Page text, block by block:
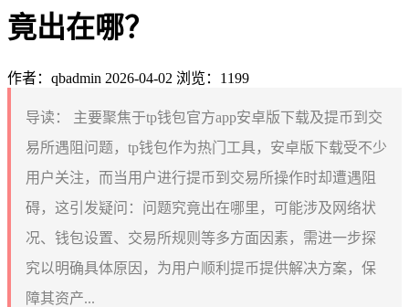
竟出在哪？
作者：qbadmin 2026-04-02 浏览：1199
导读：
主要聚焦于tp钱包官方app安卓版下载及提币到交
易所遇阻问题，tp钱包作为热门工具，安卓版下载受不少
用户关注，而当用户进行提币到交易所操作时却遭遇阻
碍，这引发疑问：问题究竟出在哪里，可能涉及网络状
况、钱包设置、交易所规则等多方面因素，需进一步探
究以明确具体原因，为用户顺利提币提供解决方案，保
障其资产...